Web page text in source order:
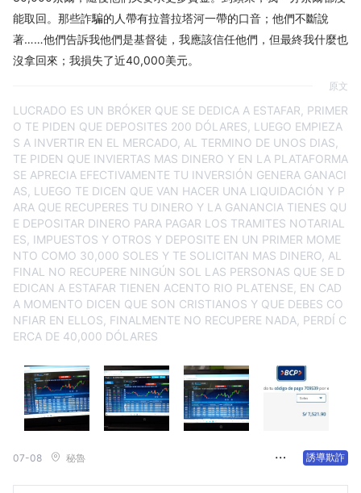
能取回。那些詐騙的人帶有拉普拉塔河一帶的口音；他們不斷說
著……他們告訴我他們是基督徒，我應該信任他們，但最終我什麼也
沒拿回來；我損失了近40,000美元。
原文
LUCRADO ES UN BRÓKER QUE SE DEDICA A ESTAFAR, PRIMER
O TE PIDEN QUE DEPOSITES 200 DÓLARES, LUEGO EMPIEZA
S A INVERTIR EN EL MERCADO, AL TERMINO DE UNOS DIAS,
TE PIDEN QUE INVIERTAS MAS DINERO Y EN LA PLATAFORMA
SE APRECIA EFECTIVAMENTE TU INVERSIÓN GENERA GANACI
AS, LUEGO TE DICEN QUE VAN HACER UNA LIQUIDACIÓN Y P
ARA QUE RECUPERES TU DINERO Y LA GANANCIA TIENES QU
E DEPOSITAR DINERO PARA PAGAR LOS TRAMITES NOTARIAL
ES, IMPUESTOS Y OTROS Y DEPOSITE EN UN PRIMER MOME
NTO COMO 30,000 SOLES Y TE SOLICITAN MAS DINERO, AL
FINAL NO RECUPERE NINGÚN SOL LAS PERSONAS QUE SE D
EDICAN A ESTAFAR TIENEN ACENTO RIO PLATENSE, EN CAD
A MOMENTO DICEN QUE SON CRISTIANOS Y QUE DEBES CO
NFIAR EN ELLOS, FINALMENTE NO RECUPERE NADA, PERDÍ C
ERCA DE 40,000 DÓLARES
07-08 秘魯 誘導欺詐